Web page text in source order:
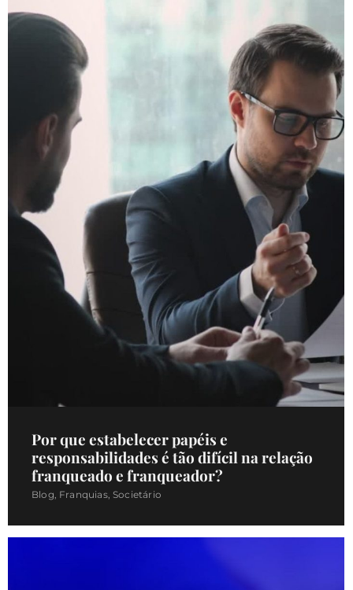
Por que estabelecer papéis e
responsabilidades é tão difícil na relação
franqueado e franqueador?
Blog Franquias, Societário